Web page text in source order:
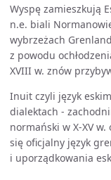
Wyspę zamieszkują
n.e. biali
wybrzeżach
z powodu
XVIII w. znów
Inuit czyli język
dialektach -
normański w X-XV w.
się oficjalny język
i uporządkowania